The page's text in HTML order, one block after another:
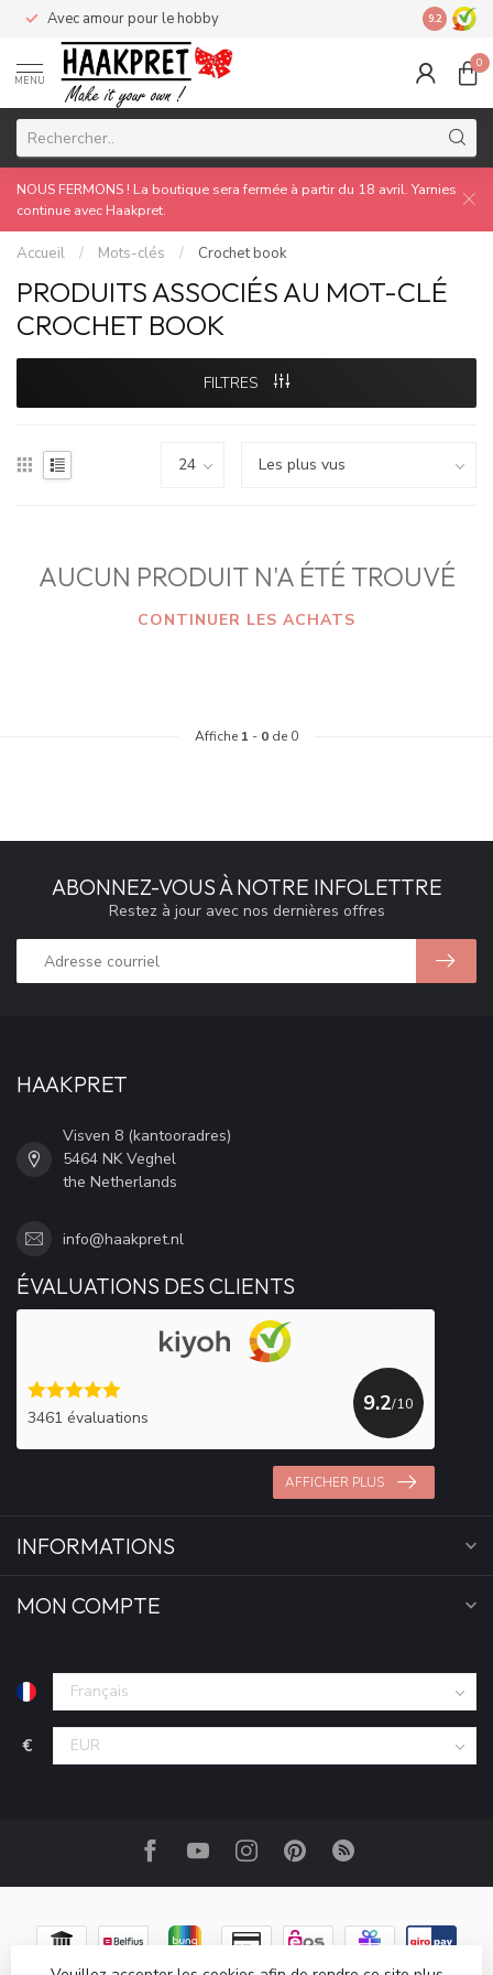
Avec amour pour le hobby Made by
9.2
MENU
0
NOUS FERMONS ! La boutique sera fermée à partir du 18 avril. Yarnies
continue avec Haakpret.
Accueil / Mots-clés / Crochet book
PRODUITS ASSOCIÉS AU MOT-CLÉ
CROCHET BOOK
FILTRES
AUCUN PRODUIT N'A ÉTÉ TROUVÉ
CONTINUER LES ACHATS
Affiche 1 - 0 de 0
ABONNEZ-VOUS À NOTRE INFOLETTRE
Restez à jour avec nos dernières offres
HAAKPRET
Visven 8 (kantooradres)
5464 NK Veghel
the Netherlands
info@haakpret.nl
ÉVALUATIONS DES CLIENTS
3461 évaluations
9.2/10
AFFICHER PLUS
INFORMATIONS
MON COMPTE
€